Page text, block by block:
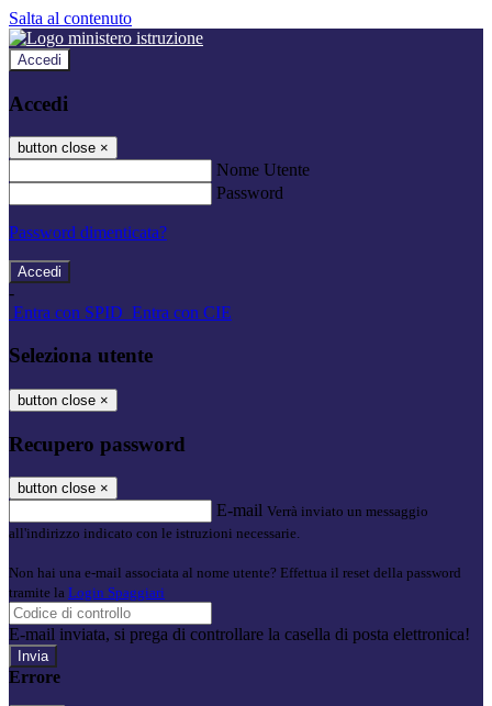
Salta al contenuto
Accedi
Accedi
button close ×
Nome Utente
Password
Password dimenticata?
-
Entra con SPID Entra con CIE
Seleziona utente
button close ×
Recupero password
button close ×
E-mail Verrà inviato un messaggio
all'indirizzo indicato con le istruzioni necessarie.
Non hai una e-mail associata al nome utente? Effettua il reset della password
tramite la Login Spaggiari
E-mail inviata, si prega di controllare la casella di posta elettronica!
Errore